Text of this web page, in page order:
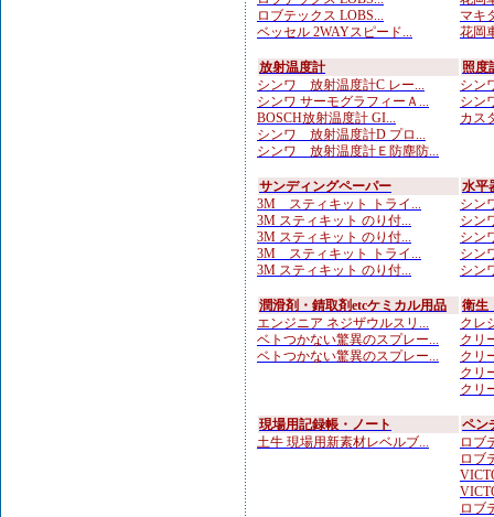
ロブテックス LOBS...
ベッセル 2WAYスピード...
マキ
花岡
放射温度計
シンワ 放射温度計C レー...
シンワ サーモグラフィーＡ...
BOSCH放射温度計 GI...
シンワ 放射温度計D プロ...
シンワ 放射温度計Ｅ防塵防...
照度
シン
シン
カス
サンディングペーパー
3M スティキット トライ...
3M スティキット のり付...
3M スティキット のり付...
3M スティキット トライ...
3M スティキット のり付...
水平
シン
シン
シン
シン
シン
潤滑剤・錆取剤etcケミカル用品
エンジニア ネジザウルスリ...
ベトつかない驚異のスプレー...
ベトつかない驚異のスプレー...
衛生
クレ
クリ
クリ
クリ
クリ
現場用記録帳・ノート
土牛 現場用新素材レベルブ...
ペン
ロブ
ロブ
ロブ